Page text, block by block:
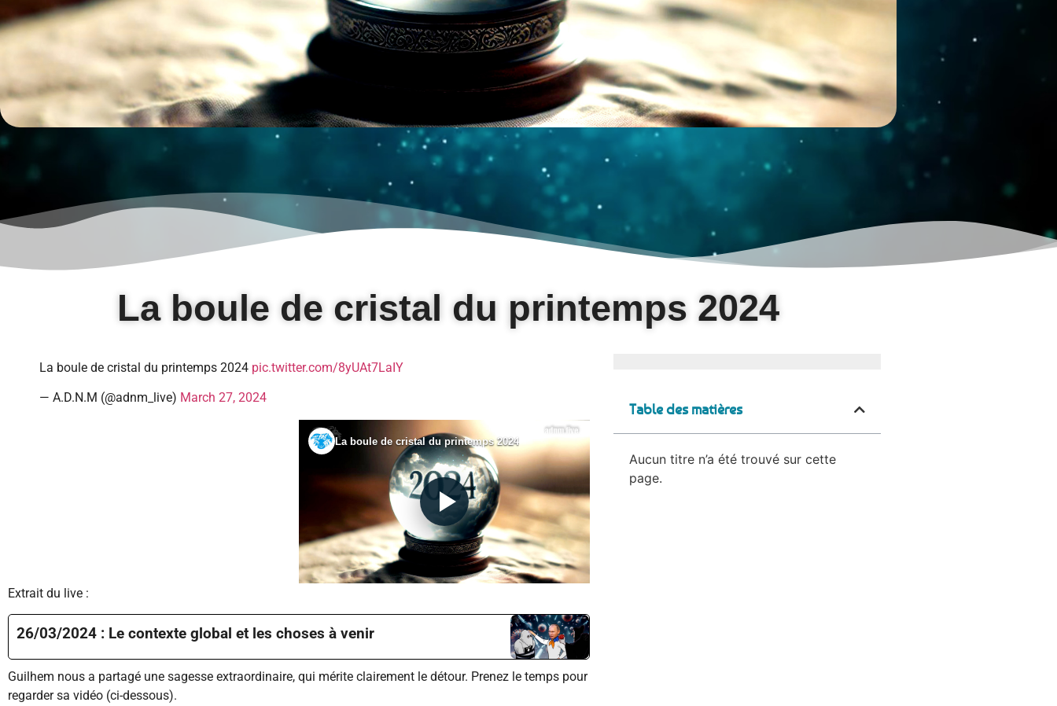
La boule de cristal du printemps 2024
La boule de cristal du printemps 2024 pic.twitter.com/8yUAt7LaIY
— A.D.N.M (@adnm_live) March 27, 2024
Extrait du live :
26/03/2024 : Le contexte global et les choses à venir
Guilhem nous a partagé une sagesse extraordinaire, qui mérite clairement le détour. Prenez le temps pour
regarder sa vidéo (ci-dessous).
Table des matières
Aucun titre n’a été trouvé sur cette
page.